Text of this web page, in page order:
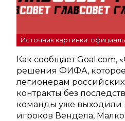
Источник картинки:
Как сообщает Goal.com,
решения ФИФА, которое
легионерам российских
контракты без
команды уже выходили
игроков Вендела,